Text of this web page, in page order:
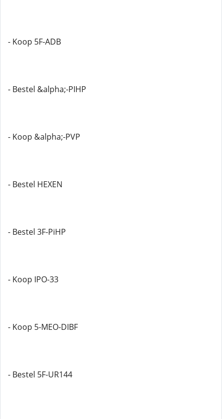
- Koop 5F-ADB
- Bestel &alpha;-PIHP
- Koop &alpha;-PVP
- Bestel HEXEN
- Bestel 3F-PiHP
- Koop IPO-33
- Koop 5-MEO-DIBF
- Bestel 5F-UR144